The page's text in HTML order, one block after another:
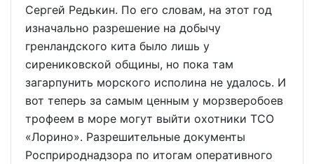
Сергей Редькин. По его словам, на этот год
изначально разрешение на добычу
гренландского кита было лишь у
сирениковской общины, но пока там
загарпунить морского исполина не удалось. И
вот теперь за самым ценным у морзверобоев
трофеем в море могут выйти охотники ТСО
«Лорино». Разрешительные документы
Росприроднадзора по итогам оперативного